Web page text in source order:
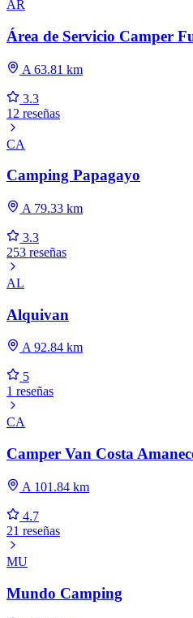
ÁR
Área de Servicio Camper
A 63.81 km
3.3
12 reseñas
CA
Camping Papagayo
A 79.33 km
3.3
253 reseñas
AL
Alquivan
A 92.84 km
5
1 reseñas
CA
Camper Van Costa
A 101.84 km
4.7
21 reseñas
MU
Mundo Camping